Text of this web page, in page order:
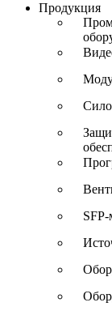
Продукция